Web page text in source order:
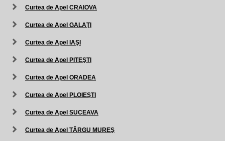
Curtea de Apel CRAIOVA
Curtea de Apel GALAŢI
Curtea de Apel IAŞI
Curtea de Apel PITEŞTI
Curtea de Apel ORADEA
Curtea de Apel PLOIEŞTI
Curtea de Apel SUCEAVA
Curtea de Apel TÂRGU MUREŞ